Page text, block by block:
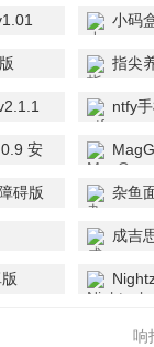
小码
指尖
ntfy
安
碍版
杂鱼
成吉
响